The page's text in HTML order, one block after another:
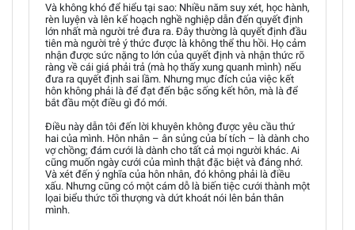
Và không khó để hiểu tại sao: Nhiều năm suy xét, học hành,
rèn luyện và lên kế hoạch nghề nghiệp dẫn đến quyết định
lớn nhất mà người trẻ đưa ra. Đây thường là quyết định đầu
tiên mà người trẻ ý thức được là không thể thu hồi. Họ cảm
nhận được sức nặng to lớn của quyết định và nhận thức rõ
ràng về cái giá phải trả (mà họ thấy xung quanh mình) nếu
đưa ra quyết định sai lầm. Nhưng mục đích của việc kết
hôn không phải là để đạt đến bậc sống kết hôn, mà là để
bắt đầu một điều gì đó mới.
Điều này dẫn tôi đến lời khuyên không được yêu cầu thứ
hai của mình. Hôn nhân – ân sủng của bí tích – là dành cho
vợ chồng; đám cưới là dành cho tất cả mọi người khác. Ai
cũng muốn ngày cưới của mình thật đặc biệt và đáng nhớ.
Và xét đến ý nghĩa của hôn nhân, đó không phải là điều
xấu. Nhưng cũng có một cám dỗ là biến tiệc cưới thành một
lọai biểu thức tối thượng và dứt khoát nói lên bản thân
mình.